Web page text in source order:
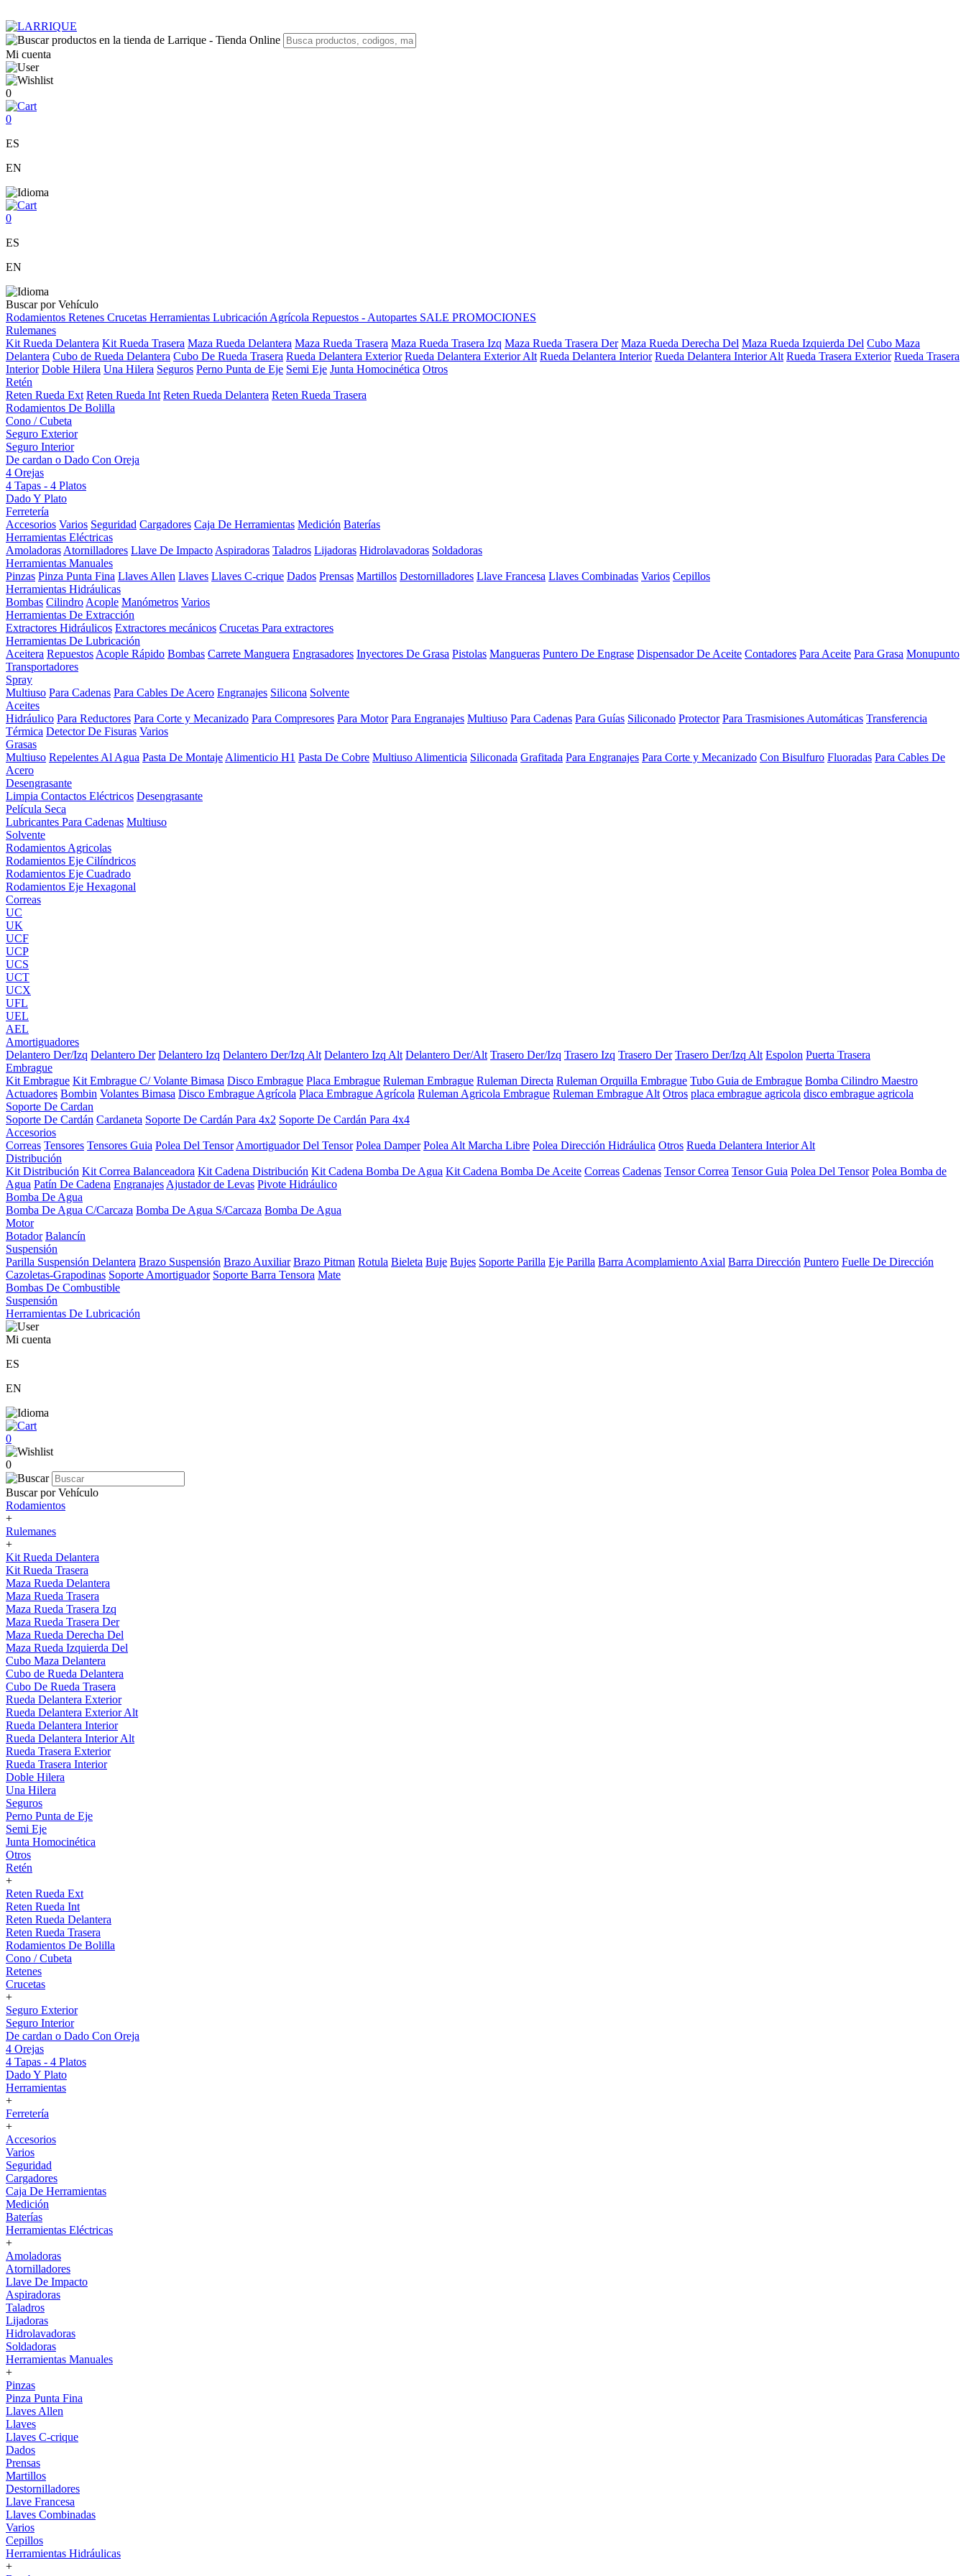
Mi cuenta
0
0
ES
EN
0
ES
EN
Buscar por Vehículo
Rodamientos Retenes Crucetas Herramientas Lubricación Agrícola Repuestos - Autopartes SALE PROMOCIONES
Rulemanes
Kit Rueda Delantera Kit Rueda Trasera Maza Rueda Delantera Maza Rueda Trasera Maza Rueda Trasera Izq Maza Rueda Trasera Der Maza Rueda Derecha Del Maza Rueda Izquierda Del Cubo Maza
Delantera Cubo de Rueda Delantera Cubo De Rueda Trasera Rueda Delantera Exterior Rueda Delantera Exterior Alt Rueda Delantera Interior Rueda Delantera Interior Alt Rueda Trasera Exterior Rueda Trasera
Interior Doble Hilera Una Hilera Seguros Perno Punta de Eje Semi Eje Junta Homocinética Otros
Retén
Reten Rueda Ext Reten Rueda Int Reten Rueda Delantera Reten Rueda Trasera
Rodamientos De Bolilla
Cono / Cubeta
Seguro Exterior
Seguro Interior
De cardan o Dado Con Oreja
4 Orejas
4 Tapas - 4 Platos
Dado Y Plato
Ferretería
Accesorios Varios Seguridad Cargadores Caja De Herramientas Medición Baterías
Herramientas Eléctricas
Amoladoras Atornilladores Llave De Impacto Aspiradoras Taladros Lijadoras Hidrolavadoras Soldadoras
Herramientas Manuales
Pinzas Pinza Punta Fina Llaves Allen Llaves Llaves C-crique Dados Prensas Martillos Destornilladores Llave Francesa Llaves Combinadas Varios Cepillos
Herramientas Hidráulicas
Bombas Cilindro Acople Manómetros Varios
Herramientas De Extracción
Extractores Hidráulicos Extractores mecánicos Crucetas Para extractores
Herramientas De Lubricación
Aceitera Repuestos Acople Rápido Bombas Carrete Manguera Engrasadores Inyectores De Grasa Pistolas Mangueras Puntero De Engrase Dispensador De Aceite Contadores Para Aceite Para Grasa Monupunto
Transportadores
Spray
Multiuso Para Cadenas Para Cables De Acero Engranajes Silicona Solvente
Aceites
Hidráulico Para Reductores Para Corte y Mecanizado Para Compresores Para Motor Para Engranajes Multiuso Para Cadenas Para Guías Siliconado Protector Para Trasmisiones Automáticas Transferencia
Térmica Detector De Fisuras Varios
Grasas
Multiuso Repelentes Al Agua Pasta De Montaje Alimenticio H1 Pasta De Cobre Multiuso Alimenticia Siliconada Grafitada Para Engranajes Para Corte y Mecanizado Con Bisulfuro Fluoradas Para Cables De
Acero
Desengrasante
Limpia Contactos Eléctricos Desengrasante
Película Seca
Lubricantes Para Cadenas Multiuso
Solvente
Rodamientos Agricolas
Rodamientos Eje Cilíndricos
Rodamientos Eje Cuadrado
Rodamientos Eje Hexagonal
Correas
UC
UK
UCF
UCP
UCS
UCT
UCX
UFL
UEL
AEL
Amortiguadores
Delantero Der/Izq Delantero Der Delantero Izq Delantero Der/Izq Alt Delantero Izq Alt Delantero Der/Alt Trasero Der/Izq Trasero Izq Trasero Der Trasero Der/Izq Alt Espolon Puerta Trasera
Embrague
Kit Embrague Kit Embrague C/ Volante Bimasa Disco Embrague Placa Embrague Ruleman Embrague Ruleman Directa Ruleman Orquilla Embrague Tubo Guia de Embrague Bomba Cilindro Maestro
Actuadores Bombin Volantes Bimasa Disco Embrague Agrícola Placa Embrague Agrícola Ruleman Agricola Embrague Ruleman Embrague Alt Otros placa embrague agricola disco embrague agricola
Soporte De Cardan
Soporte De Cardán Cardaneta Soporte De Cardán Para 4x2 Soporte De Cardán Para 4x4
Accesorios
Correas Tensores Tensores Guia Polea Del Tensor Amortiguador Del Tensor Polea Damper Polea Alt Marcha Libre Polea Dirección Hidráulica Otros Rueda Delantera Interior Alt
Distribución
Kit Distribución Kit Correa Balanceadora Kit Cadena Distribución Kit Cadena Bomba De Agua Kit Cadena Bomba De Aceite Correas Cadenas Tensor Correa Tensor Guia Polea Del Tensor Polea Bomba de
Agua Patín De Cadena Engranajes Ajustador de Levas Pivote Hidráulico
Bomba De Agua
Bomba De Agua C/Carcaza Bomba De Agua S/Carcaza Bomba De Agua
Motor
Botador Balancín
Suspensión
Parilla Suspensión Delantera Brazo Suspensión Brazo Auxiliar Brazo Pitman Rotula Bieleta Buje Bujes Soporte Parilla Eje Parilla Barra Acomplamiento Axial Barra Dirección Puntero Fuelle De Dirección
Cazoletas-Grapodinas Soporte Amortiguador Soporte Barra Tensora Mate
Bombas De Combustible
Suspensión
Herramientas De Lubricación
Mi cuenta
ES
EN
0
0
Buscar por Vehículo
Rodamientos
+
Rulemanes
+
Kit Rueda Delantera
Kit Rueda Trasera
Maza Rueda Delantera
Maza Rueda Trasera
Maza Rueda Trasera Izq
Maza Rueda Trasera Der
Maza Rueda Derecha Del
Maza Rueda Izquierda Del
Cubo Maza Delantera
Cubo de Rueda Delantera
Cubo De Rueda Trasera
Rueda Delantera Exterior
Rueda Delantera Exterior Alt
Rueda Delantera Interior
Rueda Delantera Interior Alt
Rueda Trasera Exterior
Rueda Trasera Interior
Doble Hilera
Una Hilera
Seguros
Perno Punta de Eje
Semi Eje
Junta Homocinética
Otros
Retén
+
Reten Rueda Ext
Reten Rueda Int
Reten Rueda Delantera
Reten Rueda Trasera
Rodamientos De Bolilla
Cono / Cubeta
Retenes
Crucetas
+
Seguro Exterior
Seguro Interior
De cardan o Dado Con Oreja
4 Orejas
4 Tapas - 4 Platos
Dado Y Plato
Herramientas
+
Ferretería
+
Accesorios
Varios
Seguridad
Cargadores
Caja De Herramientas
Medición
Baterías
Herramientas Eléctricas
+
Amoladoras
Atornilladores
Llave De Impacto
Aspiradoras
Taladros
Lijadoras
Hidrolavadoras
Soldadoras
Herramientas Manuales
+
Pinzas
Pinza Punta Fina
Llaves Allen
Llaves
Llaves C-crique
Dados
Prensas
Martillos
Destornilladores
Llave Francesa
Llaves Combinadas
Varios
Cepillos
Herramientas Hidráulicas
+